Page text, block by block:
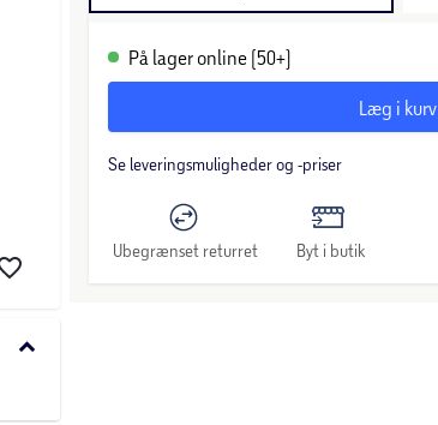
keyboard_arrow_down
På lager online (50+)
Læg i kurv
Se leveringsmuligheder og -priser
Ubegrænset returret Byt i butik